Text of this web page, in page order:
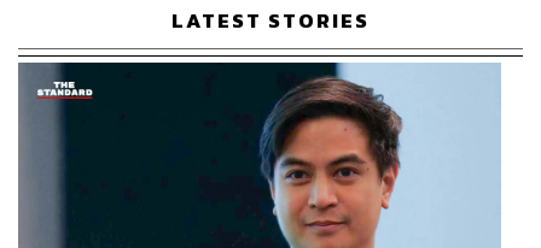
LATEST STORIES